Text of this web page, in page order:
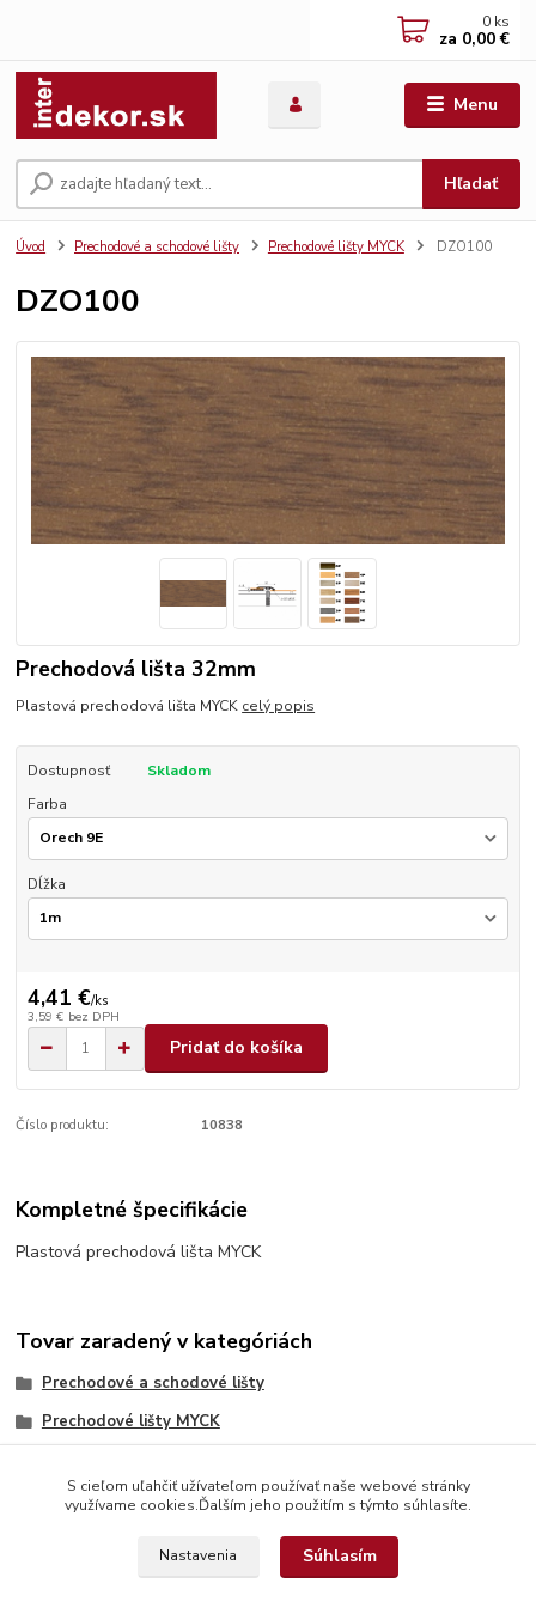
Menu
Hľadať
0 ks
za 0,00 €
Úvod Prechodové a schodové lišty Prechodové lišty MYCK DZO100
DZO100
Prechodová lišta 32mm
Plastová prechodová lišta MYCK celý popis
Dostupnosť
Skladom
Farba
Dĺžka
4,41 €/ks
3,59 € bez DPH
Pridať do košíka
Číslo produktu: 10838
Kompletné špecifikácie
Plastová prechodová lišta MYCK
Tovar zaradený v kategóriách
Prechodové a schodové lišty
Prechodové lišty MYCK
S cieľom uľahčiť užívateľom používať naše webové stránky
využívame cookies.Ďalším jeho použitím s týmto súhlasíte.
Nastavenia Súhlasím